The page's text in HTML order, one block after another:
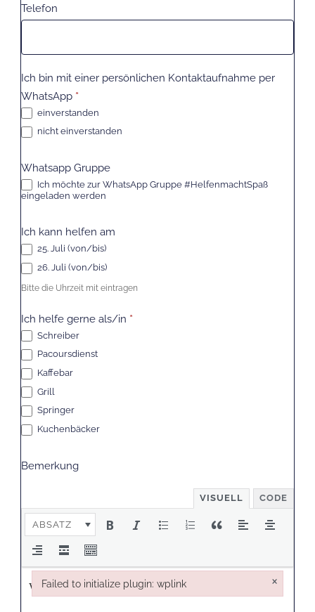
Telefon
Ich bin mit einer persönlichen Kontaktaufnahme per
WhatsApp *
einverstanden
nicht einverstanden
Whatsapp Gruppe
Ich möchte zur WhatsApp Gruppe #HelfenmachtSpaß
eingeladen werden
Ich kann helfen am
25. Juli (von/bis)
26. Juli (von/bis)
Bitte die Uhrzeit mit eintragen
Ich helfe gerne als/in *
Schreiber
Pacoursdienst
Kaffebar
Grill
Springer
Kuchenbäcker
Bemerkung
VISUELL CODE
ABSATZ
Failed to initialize plugin: wplink ×
Failed to initialize plugin: wplink